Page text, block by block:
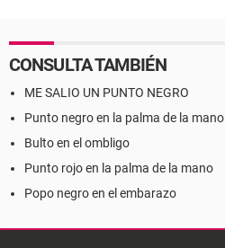
CONSULTA TAMBIÉN
ME SALIO UN PUNTO NEGRO
Punto negro en la palma de la mano
Bulto en el ombligo
Punto rojo en la palma de la mano
Popo negro en el embarazo